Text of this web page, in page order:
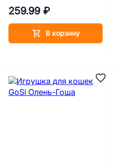
259.99 ₽
В корзину